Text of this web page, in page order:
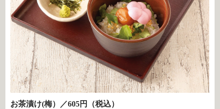
お茶漬け(梅）／605円（税込）